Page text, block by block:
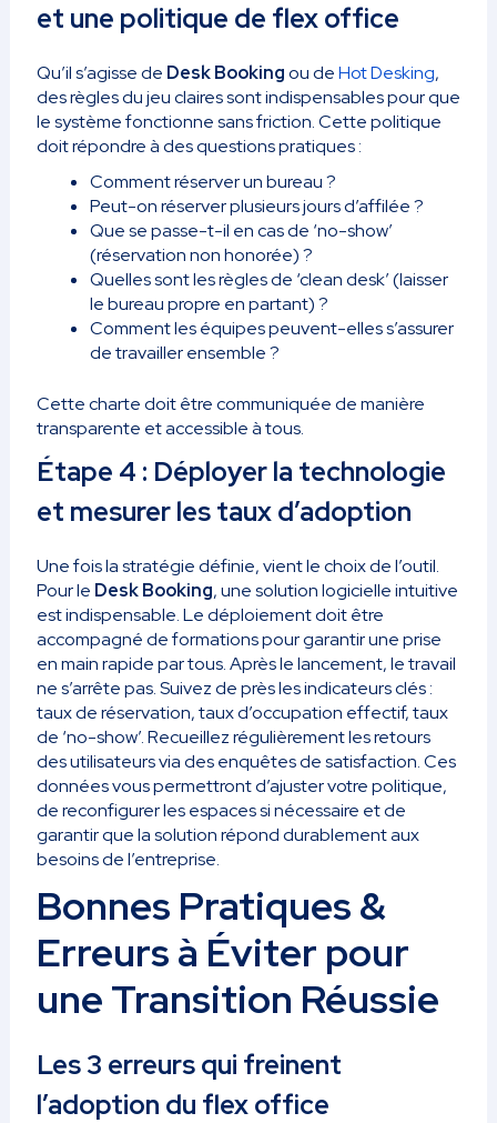
et une politique de flex office
Qu’il s’agisse de Desk Bookingou deHot Desking,
des règles du jeu claires sont indispensables pour que
le système fonctionne sans friction. Cette politique
doit répondre à des questions pratiques :
Comment réserver un bureau ?
Peut-on réserver plusieurs jours d’affilée ?
Que se passe-t-il en cas de ‘no-show’
(réservation non honorée) ?
Quelles sont les règles de ‘clean desk’ (laisser
le bureau propre en partant) ?
Comment les équipes peuvent-elles s’assurer
de travailler ensemble ?
Cette charte doit être communiquée de manière
transparente et accessible à tous.
Étape 4 : Déployer la technologie
et mesurer les taux d’adoption
Une fois la stratégie définie, vient le choix de l’outil.
Pour le Desk Booking, une solution logicielle intuitive
est indispensable. Le déploiement doit être
accompagné de formations pour garantir une prise
en main rapide par tous. Après le lancement, le travail
ne s’arrête pas. Suivez de près les indicateurs clés :
taux de réservation, taux d’occupation effectif, taux
de ‘no-show’. Recueillez régulièrement les retours
des utilisateurs via des enquêtes de satisfaction. Ces
données vous permettront d’ajuster votre politique,
de reconfigurer les espaces si nécessaire et de
garantir que la solution répond durablement aux
besoins de l’entreprise.
Bonnes Pratiques &
Erreurs à Éviter pour
une Transition Réussie
Les 3 erreurs qui freinent
l’adoption du flex office